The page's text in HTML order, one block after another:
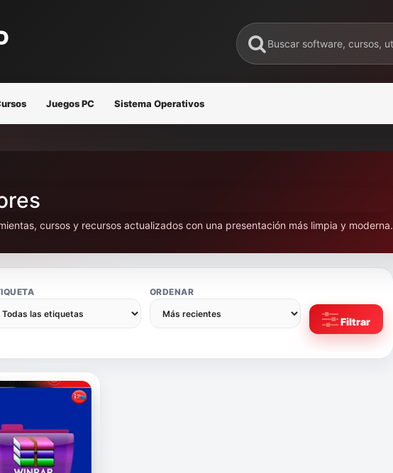
Juegos PC Sistema Operativos
cursos y recursos actualizados con una presentación más limpia y moderna.
ORDENAR
Filtrar